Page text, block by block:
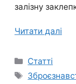
залізну
Читати далі
Категорії
Статті
Позначки